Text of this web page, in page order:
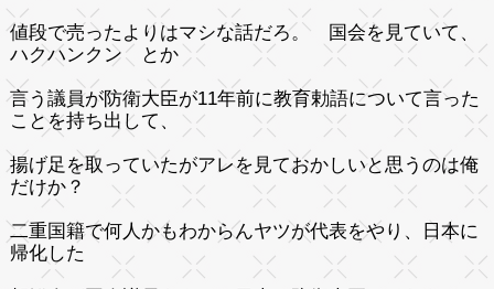
値段で売ったよりはマシな話だろ。 国会を見ていて、
ハクハンクン とか
言う議員が防衛大臣が11年前に教育勅語について言った
ことを持ち出して、
揚げ足を取っていたがアレを見ておかしいと思うのは俺
だけか？
二重国籍で何人かもわからんヤツが代表をやり、日本に
帰化した